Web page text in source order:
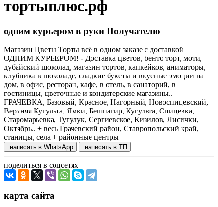
тортыплюс.рф
одним курьером в руки Получателю
Магазин Цветы Торты всё в одном заказе с доставкой
ОДНИМ КУРЬЕРОМ! - Доставка цветов, бенто торт, моти,
дубайский шоколад, магазин тортов, капкейков, аниматоры,
клубника в шоколаде, сладкие букеты и вкусные эмоции на
дом, в офис, ресторан, кафе, в отель, в санаторий, в
гостиницы, цветочные и кондитерские магазины..
ГРАЧЕВКА, Базовый, Красное, Нагорный, Новоспицевский,
Верхняя Кугульта, Ямки, Бешпагир, Кугульта, Спицевка,
Старомарьевка, Тугулук, Сергиевское, Кизилов, Лисички,
Октябрь.. + весь Грачевский район, Ставропольский край,
станицы, села + районные центры
написать в WhatsApp написать в ТП
поделиться в соцсетях
карта сайта